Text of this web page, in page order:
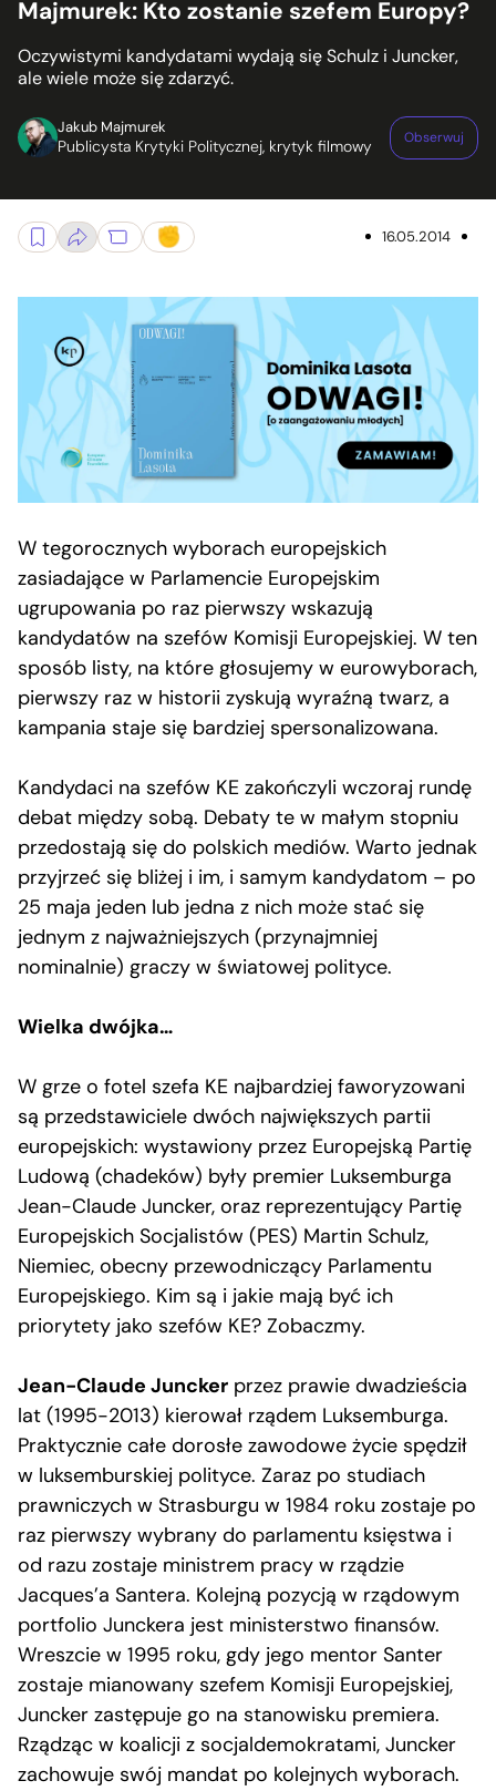
Majmurek: Kto zostanie szefem Europy?
Oczywistymi kandydatami wydają się Schulz i Juncker,
ale wiele może się zdarzyć.
Jakub Majmurek
Publicysta Krytyki Politycznej, krytyk filmowy Obserwuj
16.05.2014
W tegorocznych wyborach europejskich
zasiadające w Parlamencie Europejskim
ugrupowania po raz pierwszy wskazują
kandydatów na szefów Komisji Europejskiej. W ten
sposób listy, na które głosujemy w eurowyborach,
pierwszy raz w historii zyskują wyraźną twarz, a
kampania staje się bardziej spersonalizowana.
Kandydaci na szefów KE zakończyli wczoraj rundę
debat między sobą. Debaty te w małym stopniu
przedostają się do polskich mediów. Warto jednak
przyjrzeć się bliżej i im, i samym kandydatom – po
25 maja jeden lub jedna z nich może stać się
jednym z najważniejszych (przynajmniej
nominalnie) graczy w światowej polityce.
Wielka dwójka…
W grze o fotel szefa KE najbardziej faworyzowani
są przedstawiciele dwóch największych partii
europejskich: wystawiony przez Europejską Partię
Ludową (chadeków) były premier Luksemburga
Jean-Claude Juncker, oraz reprezentujący Partię
Europejskich Socjalistów (PES) Martin Schulz,
Niemiec, obecny przewodniczący Parlamentu
Europejskiego. Kim są i jakie mają być ich
priorytety jako szefów KE? Zobaczmy.
Jean-Claude Juncker przez prawie dwadzieścia
lat (1995-2013) kierował rządem Luksemburga.
Praktycznie całe dorosłe zawodowe życie spędził
w luksemburskiej polityce. Zaraz po studiach
prawniczych w Strasburgu w 1984 roku zostaje po
raz pierwszy wybrany do parlamentu księstwa i
od razu zostaje ministrem pracy w rządzie
Jacques’a Santera. Kolejną pozycją w rządowym
portfolio Junckera jest ministerstwo finansów.
Wreszcie w 1995 roku, gdy jego mentor Santer
zostaje mianowany szefem Komisji Europejskiej,
Juncker zastępuje go na stanowisku premiera.
Rządząc w koalicji z socjaldemokratami, Juncker
zachowuje swój mandat po kolejnych wyborach.